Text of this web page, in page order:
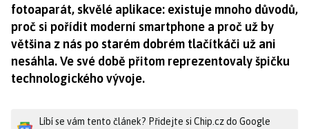
fotoaparát, skvělé aplikace: existuje mnoho důvodů,
proč si pořídit moderní smartphone a proč už by
většina z nás po starém dobrém tlačítkáči už ani
nesáhla. Ve své době přitom reprezentovaly špičku
technologického vývoje.
Líbí se vám tento článek? Přidejte si Chip.cz do Google